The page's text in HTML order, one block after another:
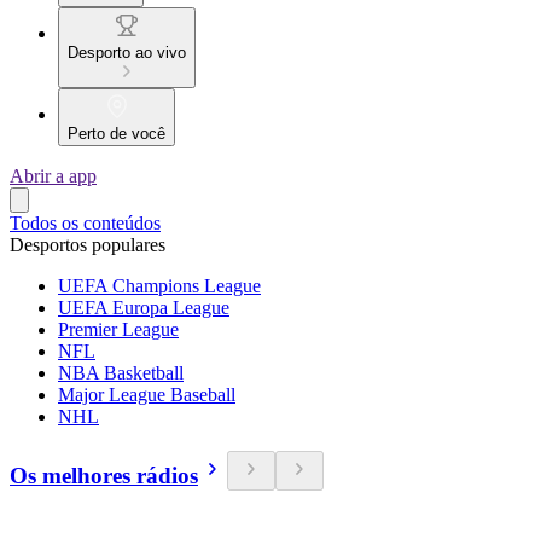
Desporto ao vivo
Perto de você
Abrir a app
Todos os conteúdos
Desportos populares
UEFA Champions League
UEFA Europa League
Premier League
NFL
NBA Basketball
Major League Baseball
NHL
Os melhores rádios